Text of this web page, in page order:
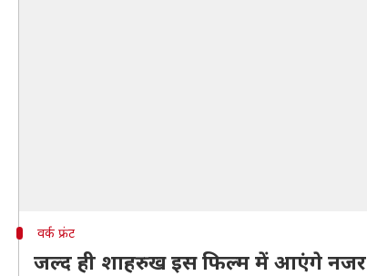
वर्क फ्रंट
जल्द ही शाहरुख इस फिल्म में आएंगे नजर